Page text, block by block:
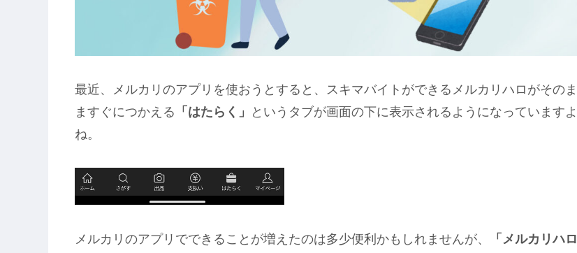
最近、メルカリのアプリを使おうとすると、スキマバイトができるメルカリハロがそのま
ますぐにつかえる 「はたらく」
というタブが画面の下に表示されるようになっていますよ
ね。
メルカリのアプリでできることが増えたのは多少便利かもしれませんが、
「メルカリハロ